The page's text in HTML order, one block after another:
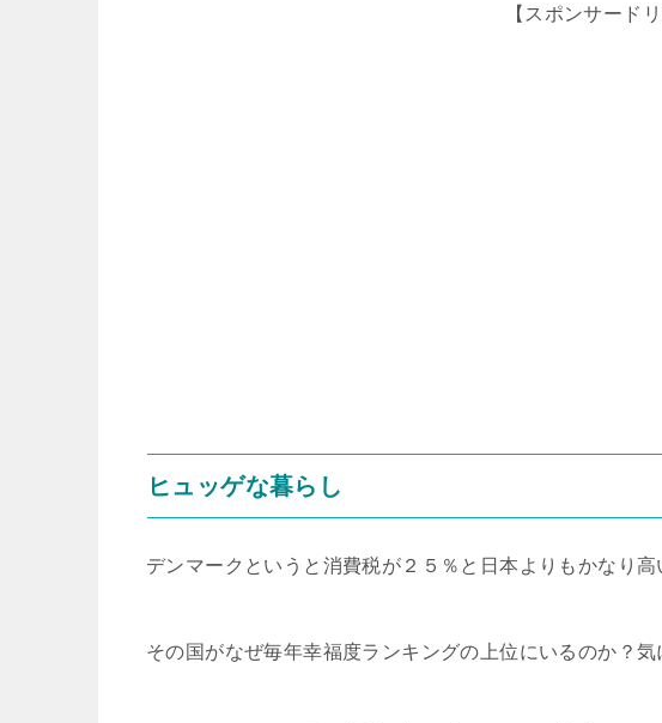
【スポンサードリ
ヒュッゲな暮らし
デンマークというと消費税が２５％と日本よりもかなり高
その国がなぜ毎年幸福度ランキングの上位にいるのか？気